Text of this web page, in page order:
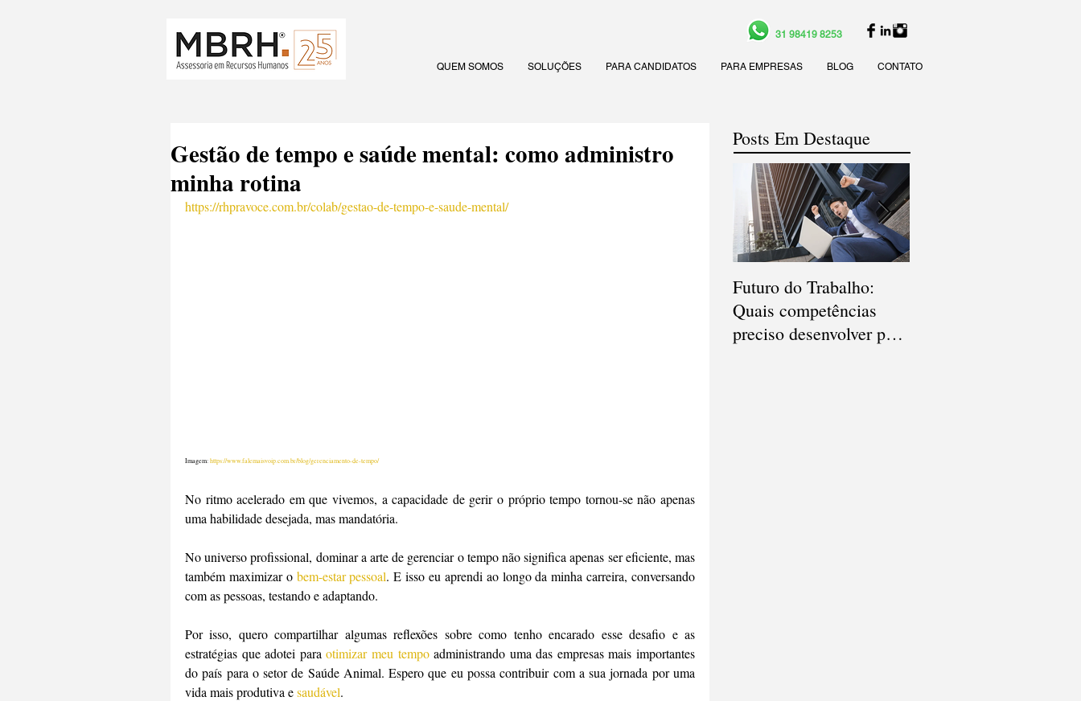
31 98419 8253
QUEM SOMOS SOLUÇÕES PARA CANDIDATOS PARA EMPRESAS BLOG CONTATO
Gestão de tempo e saúde mental: como administro
minha rotina
https://rhpravoce.com.br/colab/gestao-de-tempo-e-saude-mental/
Imagem: https://www.falemaisvoip.com.br/blog/gerenciamento-de-tempo/
No ritmo acelerado em que vivemos, a capacidade de gerir o próprio tempo tornou-se não apenas
uma habilidade desejada, mas mandatória.
No universo profissional, dominar a arte de gerenciar o tempo não significa apenas ser eficiente, mas
também maximizar o bem-estar pessoal. E isso eu aprendi ao longo da minha carreira, conversando
com as pessoas, testando e adaptando.
Por isso, quero compartilhar algumas reflexões sobre como tenho encarado esse desafio e as
estratégias que adotei para otimizar meu tempo administrando uma das empresas mais importantes
do país para o setor de Saúde Animal. Espero que eu possa contribuir com a sua jornada por uma
vida mais produtiva e saudável.
Posts Em Destaque
Futuro do Trabalho:
Quais competências
preciso desenvolver para